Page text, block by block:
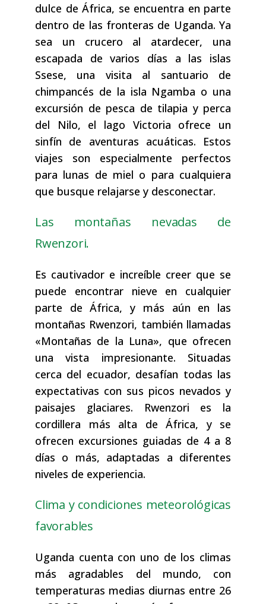
dulce de África, se encuentra en parte
dentro de las fronteras de Uganda. Ya
sea un crucero al atardecer, una
escapada de varios días a las islas
Ssese, una visita al santuario de
chimpancés de la isla Ngamba o una
excursión de pesca de tilapia y perca
del Nilo, el lago Victoria ofrece un
sinfín de aventuras acuáticas. Estos
viajes son especialmente perfectos
para lunas de miel o para cualquiera
que busque relajarse y desconectar.
Las montañas nevadas de
Rwenzori.
Es cautivador e increíble creer que se
puede encontrar nieve en cualquier
parte de África, y más aún en las
montañas Rwenzori, también llamadas
«Montañas de la Luna», que ofrecen
una vista impresionante. Situadas
cerca del ecuador, desafían todas las
expectativas con sus picos nevados y
paisajes glaciares. Rwenzori es la
cordillera más alta de África, y se
ofrecen excursiones guiadas de 4 a 8
días o más, adaptadas a diferentes
niveles de experiencia.
Clima y condiciones meteorológicas
favorables
Uganda cuenta con uno de los climas
más agradables del mundo, con
temperaturas medias diurnas entre 26